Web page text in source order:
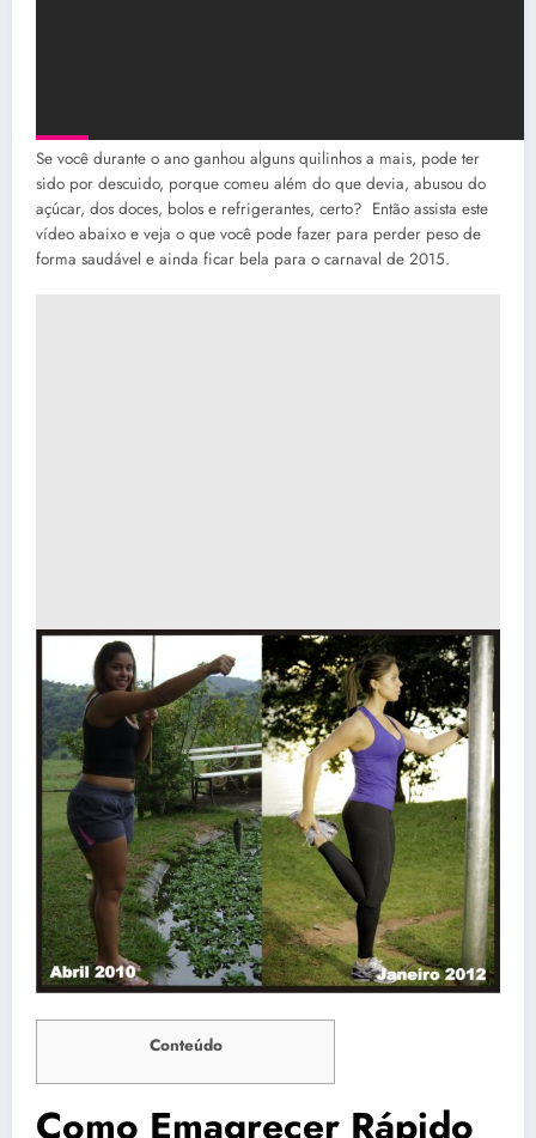
Se você durante o ano ganhou alguns quilinhos a mais, pode ter
sido por descuido, porque comeu além do que devia, abusou do
açúcar, dos doces, bolos e refrigerantes, certo? Então assista este
vídeo abaixo e veja o que você pode fazer para perder peso de
forma saudável e ainda ficar bela para o carnaval de 2015.
Conteúdo
Como Emagrecer Rápido